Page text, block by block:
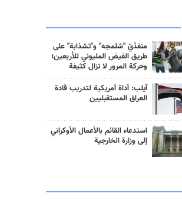
منفذَيّ "شلمجه" و"تشذابة" على
طريق الفيض المليوني للأربعين؛
وحركة المرور لا تزال كثيفة
آيلب: أداة أمريكية لتدريب قادة
العراق المستقبليين
استدعاء القائم بالأعمال الأوكراني
إلى وزارة الخارجية